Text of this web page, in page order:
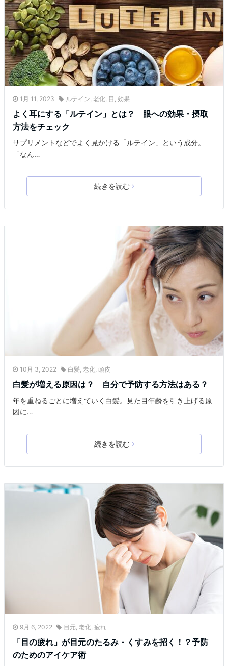
1月 11, 2023 ルテイン, 老化, 目 , 効果
よく耳にする「ルテイン」とは？ 眼への効果・摂取
方法をチェック
サプリメントなどでよく見かける「ルテイン」という成分。
「なん…
続きを読む
10月 3, 2022 白髪, 老化, 頭皮
白髪が増える原因は？ 自分で予防する方法はある？
年を重ねるごとに増えていく白髪。見た目年齢を引き上げる原
因に…
続きを読む
9月 6, 2022 目元, 老化, 疲れ
「目の疲れ」が目元のたるみ・くすみを招く！？予防
のためのアイケア術